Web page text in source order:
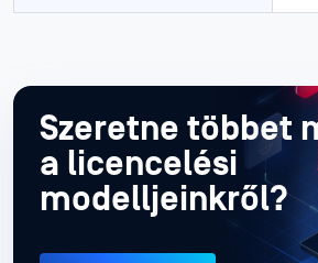
Szeretne többet
a licencelési
modelljeinkről?